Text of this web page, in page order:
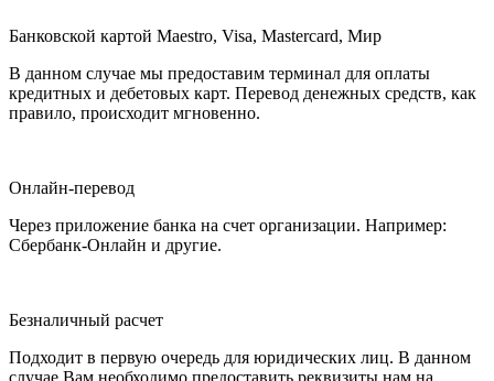
Банковской картой Maestro, Visa, Mastercard, Мир
В данном случае мы предоставим терминал для оплаты
кредитных и дебетовых карт. Перевод денежных средств, как
правило, происходит мгновенно.
Онлайн-перевод
Через приложение банка на счет организации. Например:
Сбербанк-Онлайн и другие.
Безналичный расчет
Подходит в первую очередь для юридических лиц. В данном
случае Вам необходимо предоставить реквизиты нам на